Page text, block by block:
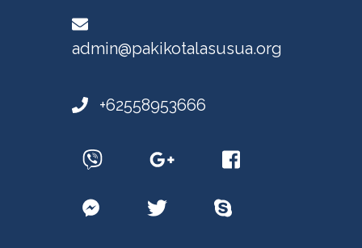
admin@pakikotalasusua.org
+62558953666